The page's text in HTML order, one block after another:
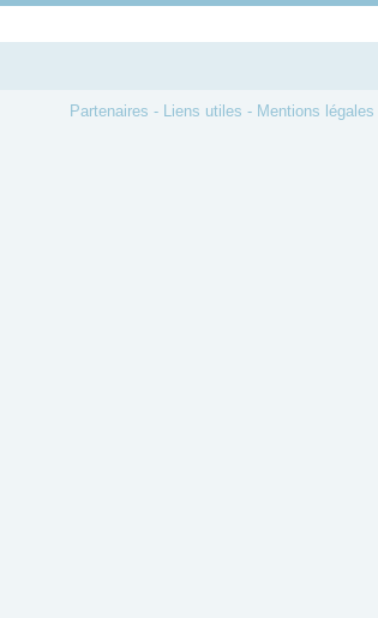
Partenaires - Liens utiles - Mentions légales